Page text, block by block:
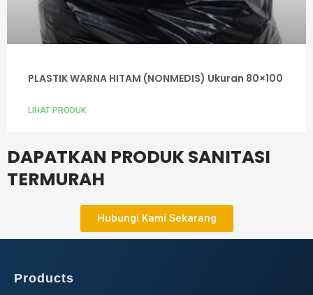
PLASTIK WARNA HITAM (NONMEDIS) Ukuran 80×100
LIHAT PRODUK
DAPATKAN PRODUK SANITASI
TERMURAH
Hubungi Kami Sekarang
Products